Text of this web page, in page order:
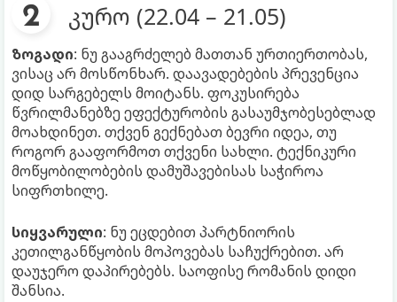
კურო (22.04 – 21.05)
ზოგადი: ნუ გააგრძელებ მათთან ურთიერთობას,
ვისაც არ მოსწონხარ. დაავადებების პრევენცია
დიდ სარგებელს მოიტანს. ფოკუსირება
წვრილმანებზე ეფექტურობის გასაუმჯობესებლად
მოახდინეთ. თქვენ გექნებათ ბევრი იდეა, თუ
როგორ გააფორმოთ თქვენი სახლი. ტექნიკური
მოწყობილობების დამუშავებისას საჭიროა
სიფრთხილე.
სიყვარული: ნუ ეცდებით პარტნიორის
კეთილგანწყობის მოპოვებას საჩუქრებით. არ
დაუჯერო დაპირებებს. საოფისე რომანის დიდი
შანსია.